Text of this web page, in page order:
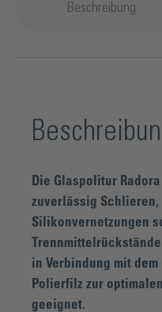
Beschreibung
Die Glaspolitur
zuverlässig Schlieren,
Silikonvernetzungen
in Verbindung mit
Polierfilz zur
geeignet.